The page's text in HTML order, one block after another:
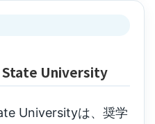
University
Universityは、奨学